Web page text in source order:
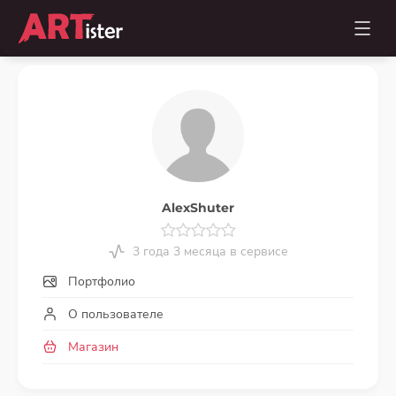
AlexShuter
3 года 3 месяца в сервисе
Портфолио
О пользователе
Магазин